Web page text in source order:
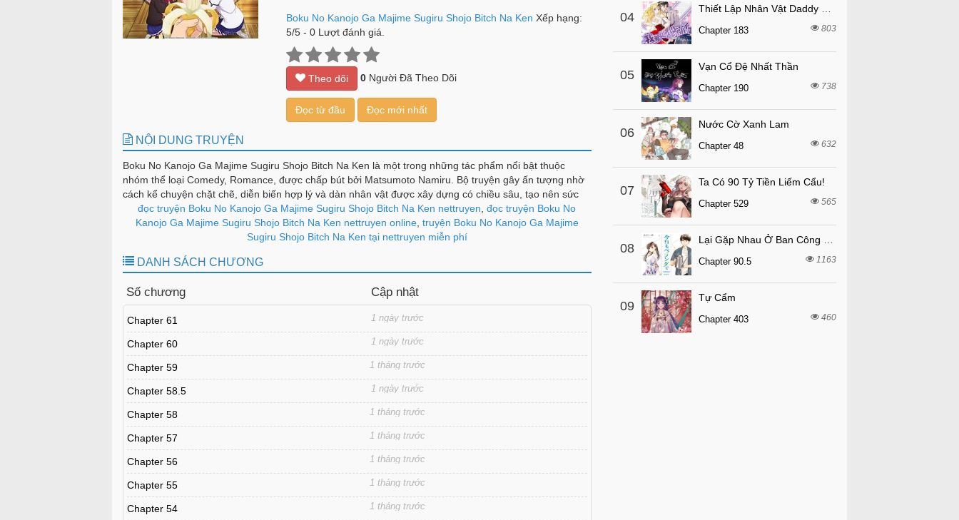
Boku No Kanojo Ga Majime Sugiru Shojo Bitch Na Ken Xếp hạng:
5/5- 0Lượt đánh giá.
Theo dõi 0Người Đã Theo Dõi
Đọc từ đầu Đọc mới nhất
NỘI DUNG TRUYỆN
Boku No Kanojo Ga Majime Sugiru Shojo Bitch Na Ken là một trong những tác phẩm nổi bật thuộc
nhóm thể loại Comedy, Romance, được chấp bút bởi Matsumoto Namiru. Bộ truyện gây ấn tượng nhờ
cách kể chuyện chặt chẽ, diễn biến hợp lý và dàn nhân vật được xây dựng có chiều sâu, tạo nên sức
hút bền bỉ theo từng chương.
đọc truyện Boku No Kanojo Ga Majime Sugiru Shojo Bitch Na Ken nettruyen đọc truyện Boku No
Kanojo Ga Majime Sugiru Shojo Bitch Na Ken nettruyen online, truyện Boku No Kanojo Ga Majime
Sugiru Shojo Bitch Na Ken tại nettruyen miễn phí
DANH SÁCH CHƯƠNG
Số chương Cập nhật
Chapter 61 1 ngày trước
Chapter 60 1 ngày trước
Chapter 59 1 tháng trước
Chapter 58.5 1 ngày trước
Chapter 58 1 tháng trước
Chapter 57 1 tháng trước
Chapter 56 1 tháng trước
Chapter 55 1 tháng trước
Chapter 54 1 tháng trước
04
Chapter 183 803
05
Vạn Cổ Đệ Nhất Thần
Chapter 190 738
06
Nước Cờ Xanh Lam
Chapter 48 632
07
Ta Có 90 Tỷ Tiền Liếm Cẩu!
Chapter 529 565
08
Chapter 90.5 1163
09
Tự Cẩm
Chapter 403 460